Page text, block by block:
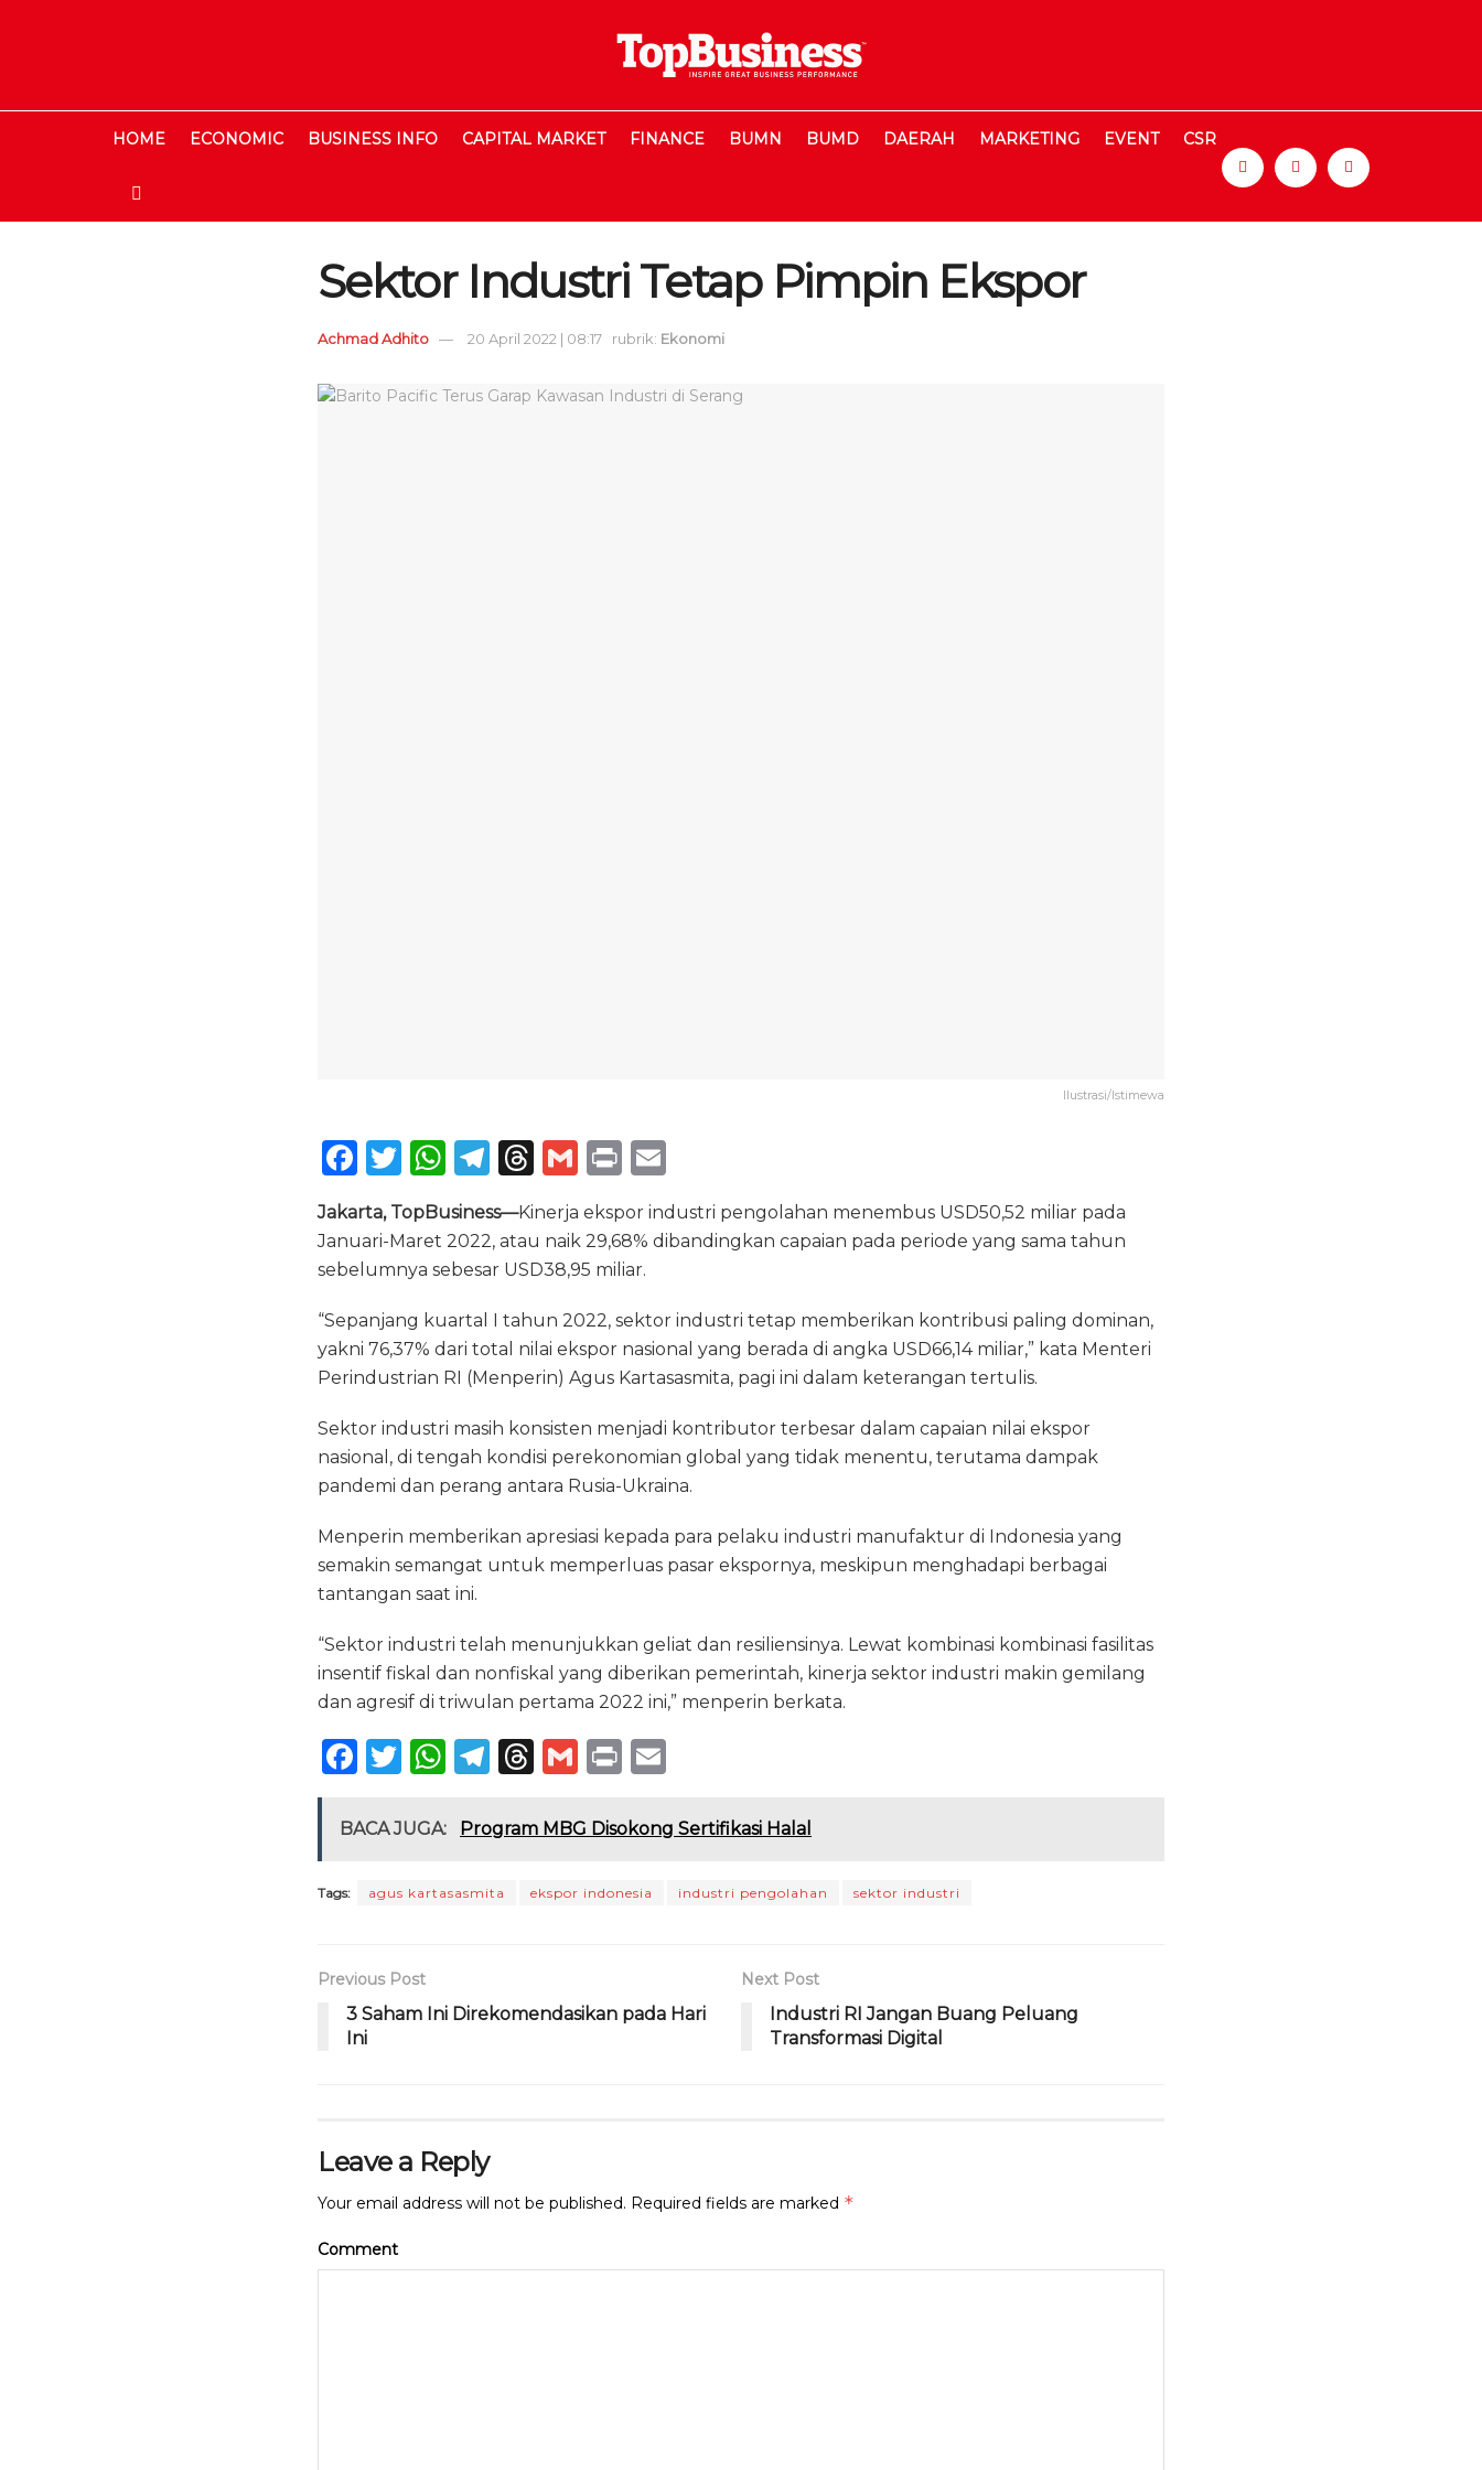
HOME ECONOMIC BUSINESS INFO CAPITAL MARKET FINANCE BUMN BUMD DAERAH MARKETING EVENT CSR
Sektor Industri Tetap Pimpin Ekspor
Achmad Adhito 20 April 2022 | 08:17 rubrik: Ekonomi
Ilustrasi/Istimewa
F
c
e
o
o
T
w
it
te
W
h
a
ts
p
p
T
e
g
m
T
re
a
s
G
m
ai
l
P
n
t
m
ai
Jakarta, TopBusiness—Kinerja ekspor industri pengolahan menembus USD50,52 miliar pada
Januari-Maret 2022, atau naik 29,68% dibandingkan capaian pada periode yang sama tahun
sebelumnya sebesar USD38,95 miliar.
“Sepanjang kuartal I tahun 2022, sektor industri tetap memberikan kontribusi paling dominan,
yakni 76,37% dari total nilai ekspor nasional yang berada di angka USD66,14 miliar,” kata Menteri
Perindustrian RI (Menperin) Agus Kartasasmita, pagi ini dalam keterangan tertulis.
Sektor industri masih konsisten menjadi kontributor terbesar dalam capaian nilai ekspor
nasional, di tengah kondisi perekonomian global yang tidak menentu, terutama dampak
pandemi dan perang antara Rusia-Ukraina.
Menperin memberikan apresiasi kepada para pelaku industri manufaktur di Indonesia yang
semakin semangat untuk memperluas pasar ekspornya, meskipun menghadapi berbagai
tantangan saat ini.
“Sektor industri telah menunjukkan geliat dan resiliensinya. Lewat kombinasi kombinasi fasilitas
insentif fiskal dan nonfiskal yang diberikan pemerintah, kinerja sektor industri makin gemilang
dan agresif di triwulan pertama 2022 ini,” menperin berkata.
F
c
b
o
k
T
it
r
W
a
A
T
e
ra
T
re
d
G
ai
P
n ai
BACA JUGA: Program MBG Disokong Sertifikasi Halal
Tags: agus kartasasmita ekspor indonesia industri pengolahan sektor industri
Previous Post
3 Saham Ini Direkomendasikan pada Hari
Ini
Next Post
Industri RI Jangan Buang Peluang
Transformasi Digital
Leave a Reply
Your email address will not be published. Required fields are marked *
Comment